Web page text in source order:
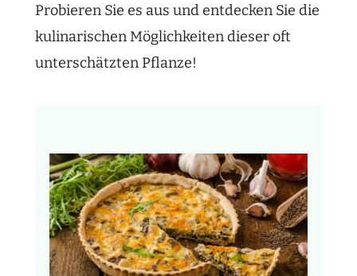
Probieren Sie es aus und entdecken Sie die
kulinarischen Möglichkeiten dieser oft
unterschätzten Pflanze!